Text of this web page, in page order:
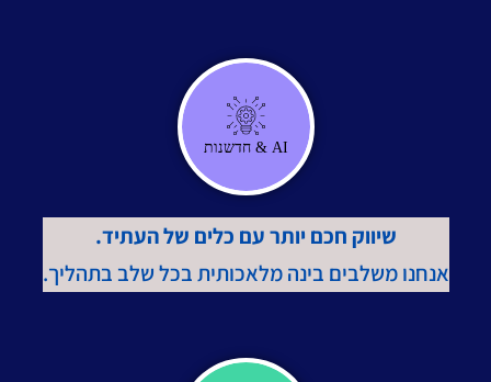
AI & חדשנות
שיווק חכם יותר עם כלים של העתיד.
אנחנו משלבים בינה מלאכותית בכל שלב בתהליך.